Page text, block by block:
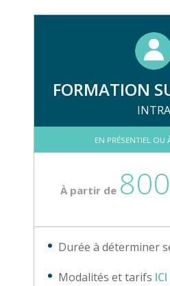
FORMATION
INTRA
EN PRÉSENTIEL OU
À partir de
Durée à déterminer
Modalités et tarifs ICI